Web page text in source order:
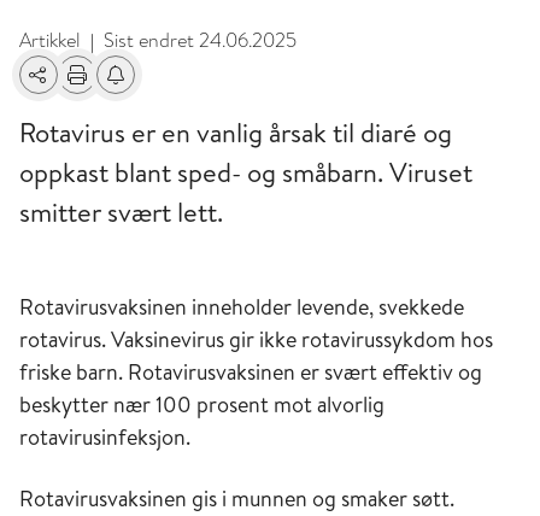
Artikkel | Sist endret24.06.2025
Del Skriv utFå varsel om endringer
Rotavirus er en vanlig årsak til diaré og
oppkast blant sped- og småbarn. Viruset
smitter svært lett.
Rotavirusvaksinen inneholder levende, svekkede
rotavirus. Vaksinevirus gir ikke rotavirussykdom hos
friske barn. Rotavirusvaksinen er svært effektiv og
beskytter nær 100 prosent mot alvorlig
rotavirusinfeksjon.
Rotavirusvaksinen gis i munnen og smaker søtt.